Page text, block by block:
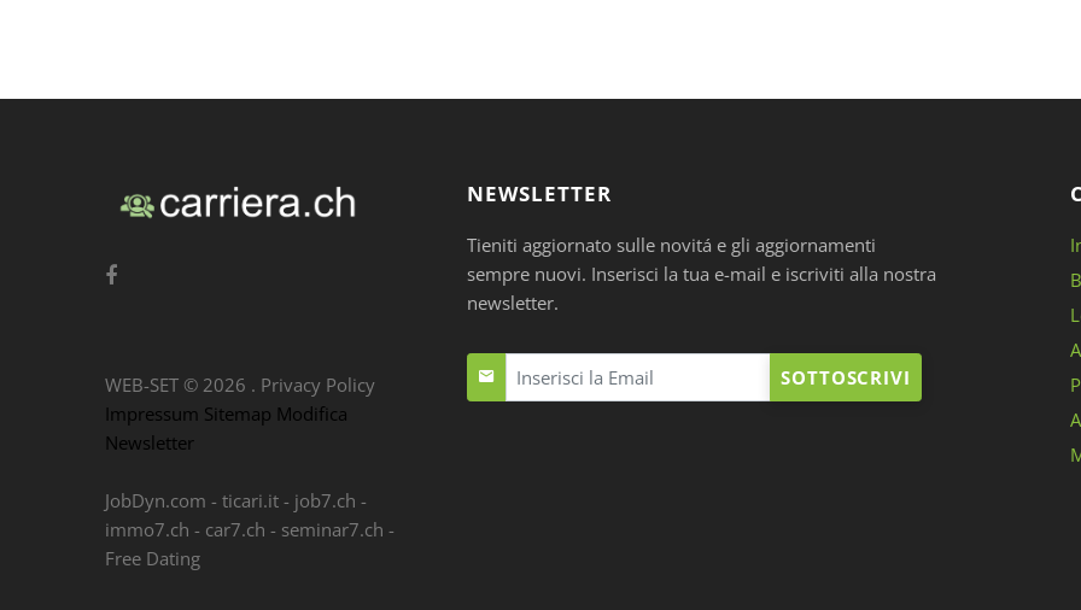
NEWSLETTER
Tieniti aggiornato sulle novitá e gli aggiornamenti
sempre nuovi. Inserisci la tua e-mail e iscriviti alla nostra
newsletter.
SOTTOSCRIVI
WEB-SET © 2026 . Privacy Policy
Impressum Sitemap Modifica
Newsletter
JobDyn.com - ticari.it - job7.ch -
immo7.ch - car7.ch - seminar7.ch -
Free Dating